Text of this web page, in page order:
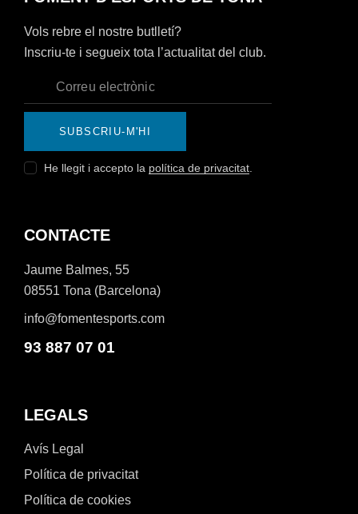
Vols rebre el nostre butlletí?
Inscriu-te i segueix tota l’actualitat del club.
SUBSCRIU-M'HI
He llegit i accepto la política de privacitat
CONTACTE
Jaume Balmes, 55
08551 Tona (Barcelona)
info@fomentesports.com
93 887 07 01
LEGALS
Avís Legal
Política de privacitat
Política de cookies